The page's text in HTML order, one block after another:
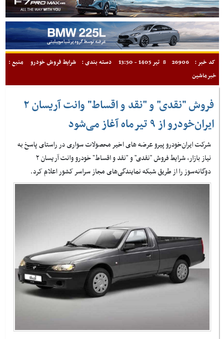
کد خبر : 26906 8 تیر 1405 - 13:50 دسته بندی : شرایط فروش خودرو
منبع :
خبرماشین
فروش "نقدی" و "نقد و اقساط" وانت آریسان ۲
ایران‌خودرو از ۹ تیرماه آغاز می‌شود
شرکت ایران‌خودرو پیرو عرضه های اخیر محصولات سواری در راستای پاسخ به
نیاز بازار، شرایط فروش "نقدی" و "نقد و اقساط" خودرو وانت آریسان ۲
دوگانه‌سوز را از طریق شبکه نمایندگی‌های مجاز سراسر کشور اعلام کرد.